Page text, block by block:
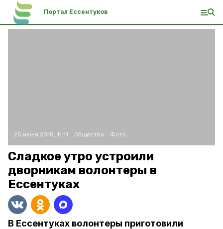
Портал Ессентуков
25 июня 2018, 11:11 Общество Фото:
Сладкое утро устроили
дворникам волонтеры в
Ессентуках
В Ессентуках волонтеры приготовили